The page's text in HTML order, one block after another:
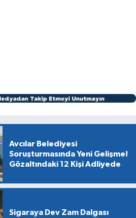
Avcılar Belediyesi
Soruşturmasında Yeni Gelişme!
Gözaltındaki 12 Kişi Adliyede
Sigaraya Dev Zam Dalgası